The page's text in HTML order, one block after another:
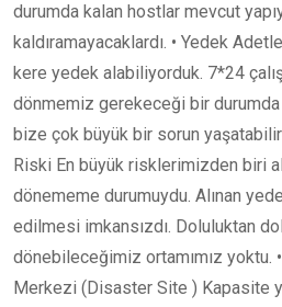
durumda kalan hostlar mevcut
kaldıramayacaklardı. • Yedek
kere yedek alabiliyorduk. 7*24
dönmemiz gerekeceği bir
bize çok büyük bir sorun
Riski En büyük risklerimizden biri
dönememe durumuydu. Alınan
edilmesi imkansızdı. Doluluktan
dönebileceğimiz ortamımız yoktu.
Merkezi (Disaster Site ) Kapasite